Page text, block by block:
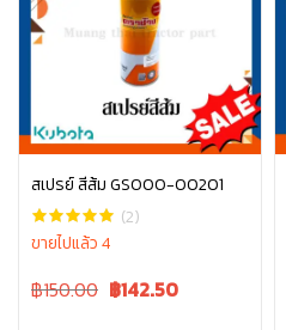
สเปรย์ สีส้ม GS000-00201
(2)
ขายไปแล้ว 4
Original
฿150.00 Current
฿142.50
หยิบใส่ตะกร้า